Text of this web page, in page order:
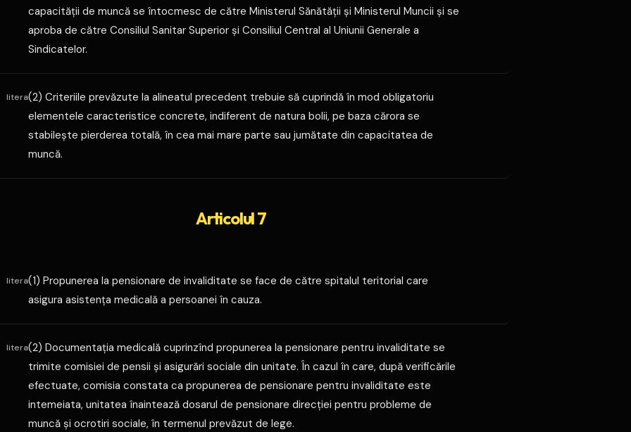
capacităţii de muncă se întocmesc de către Ministerul Sănătăţii şi Ministerul Muncii şi se
aproba de către Consiliul Sanitar Superior şi Consiliul Central al Uniunii Generale a
Sindicatelor.
litera(2) Criteriile prevăzute la alineatul precedent trebuie să cuprindă în mod obligatoriu
elementele caracteristice concrete, indiferent de natura bolii, pe baza cărora se
stabileşte pierderea totală, în cea mai mare parte sau jumătate din capacitatea de
muncă.
Articolul 7
litera(1) Propunerea la pensionare de invaliditate se face de către spitalul teritorial care
asigura asistenţa medicală a persoanei în cauza.
litera(2) Documentaţia medicală cuprinzînd propunerea la pensionare pentru invaliditate se
trimite comisiei de pensii şi asigurări sociale din unitate. În cazul în care, după verificările
efectuate, comisia constata ca propunerea de pensionare pentru invaliditate este
intemeiata, unitatea înaintează dosarul de pensionare direcţiei pentru probleme de
muncă şi ocrotiri sociale, în termenul prevăzut de lege.